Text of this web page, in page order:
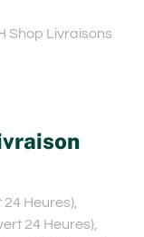
Shop Livraisons
Heures),
24 Heures),